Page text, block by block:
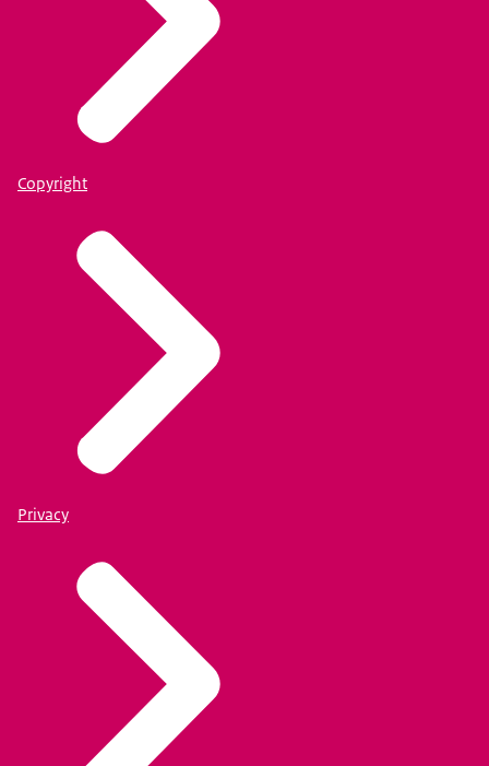
Copyright
Privacy